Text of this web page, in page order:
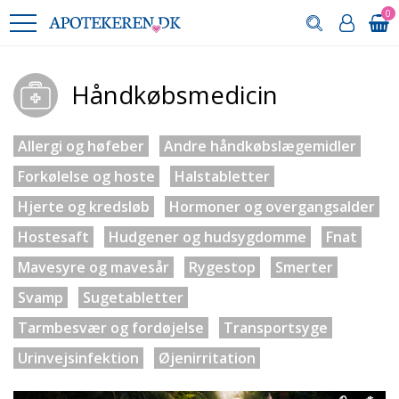
0
Håndkøbsmedicin
Allergi og høfeber
Andre håndkøbslægemidler
Forkølelse og hoste
Halstabletter
Hjerte og kredsløb
Hormoner og overgangsalder
Hostesaft
Hudgener og hudsygdomme
Fnat
Mavesyre og mavesår
Rygestop
Smerter
Svamp
Sugetabletter
Tarmbesvær og fordøjelse
Transportsyge
Urinvejsinfektion
Øjenirritation